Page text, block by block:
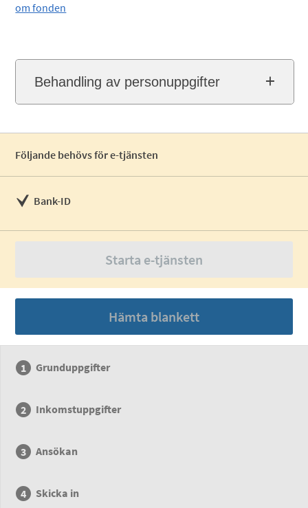
om fonden
Behandling av personuppgifter
Följande behövs för e-tjänsten
Bank-ID
Starta e-tjänsten
Hämta blankett
Grunduppgifter
Inkomstuppgifter
Ansökan
Skicka in